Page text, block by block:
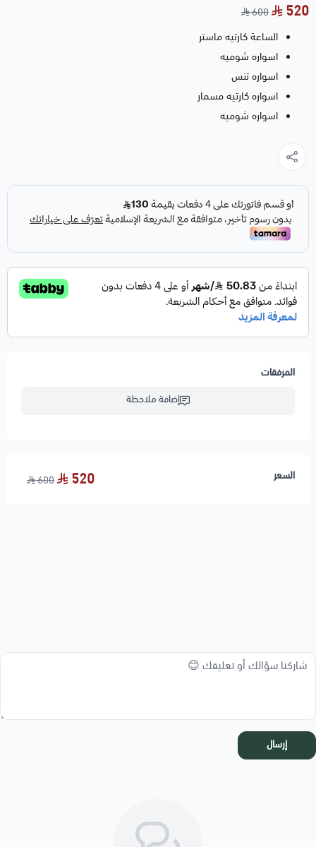
520
600
الساعة كارتيه ماستر
اسواره شوميه
اسواره تنس
اسواره كارتيه مسمار
اسواره شوميه
المرفقات
إضافة ملاحظة
السعر 520
600
إرسال